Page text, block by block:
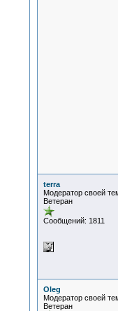
terra
Модератор своей
Ветеран
Сообщений: 1811
Oleg
Модератор своей
Ветеран